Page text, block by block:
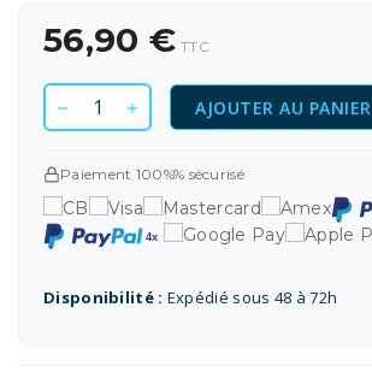
56,90 € TTC
AJOUTER AU PANIER
Paiement 100%% sécurisé
Disponibilité : Expédié sous 48 à 72h